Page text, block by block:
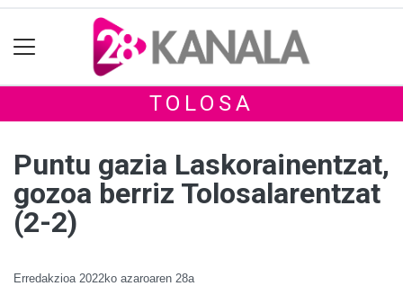
TOLOSA
Puntu gazia Laskorainentzat,
gozoa berriz Tolosalarentzat
(2-2)
Erredakzioa 2022ko azaroaren 28a